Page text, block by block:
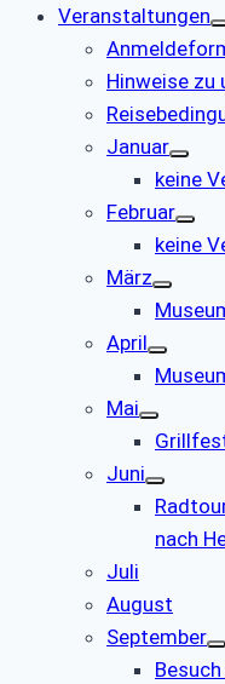
Veranstaltungen
Hinweise zu
Januar
keine
Februar
keine
März
April
Mai
Juni
nach
Juli
August
September